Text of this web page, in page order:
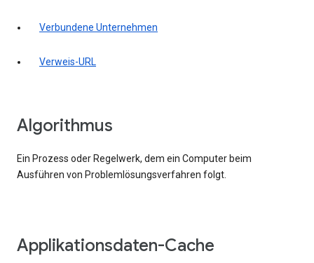
Verbundene Unternehmen
Verweis-URL
Algorithmus
Ein Prozess oder Regelwerk, dem ein Computer beim
Ausführen von Problemlösungsverfahren folgt.
Applikationsdaten-Cache